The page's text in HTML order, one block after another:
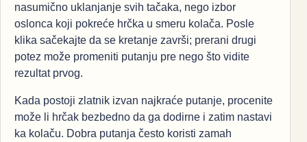
nasumično uklanjanje svih tačaka, nego izbor
oslonca koji pokreće hrčka u smeru kolača. Posle
klika sačekajte da se kretanje završi; prerani drugi
potez može promeniti putanju pre nego što vidite
rezultat prvog.
Kada postoji zlatnik izvan najkraće putanje, procenite
može li hrčak bezbedno da ga dodirne i zatim nastavi
ka kolaču. Dobra putanja često koristi zamah